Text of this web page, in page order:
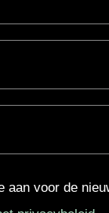
aan voor de